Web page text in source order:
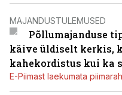
MAJANDUSTULEMUSED
Põllumajanduse
käive üldiselt kerkis,
kahekordistus kui ka
E-Piimast laekumata